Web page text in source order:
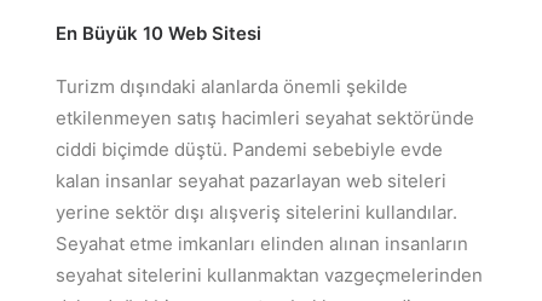
En Büyük 10 Web Sitesi
Turizm dışındaki alanlarda önemli şekilde
etkilenmeyen satış hacimleri seyahat sektöründe
ciddi biçimde düştü. Pandemi sebebiyle evde
kalan insanlar seyahat pazarlayan web siteleri
yerine sektör dışı alışveriş sitelerini kullandılar.
Seyahat etme imkanları elinden alınan insanların
seyahat sitelerini kullanmaktan vazgeçmelerinden